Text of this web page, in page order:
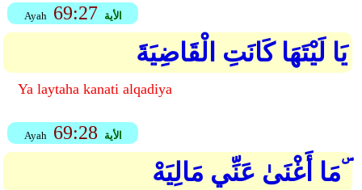
Ayah 69:27 الأية
يَا لَيْتَهَا كَانَتِ الْقَاضِيَةَ
Ya laytaha kanati alqadiya
Ayah 69:28 الأية
مَا أَغْنَىٰ عَنِّي مَالِيَهْ ۜ